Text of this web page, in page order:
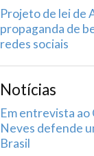
Projeto de lei de
propaganda de
redes sociais
Notícias
Em entrevista ao
Neves defende
Brasil